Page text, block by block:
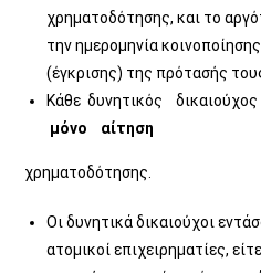
χρηματοδότησης, και το
την ημερομηνία
(έγκρισης) της πρότασής
Κάθε δυνητικός
μόνο αίτηση
χρηματοδότησης.
Οι δυνητικά δικαιούχοι
ατομικοί επιχειρηματίες,